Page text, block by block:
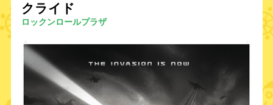
クライド
ロックンロールプラザ